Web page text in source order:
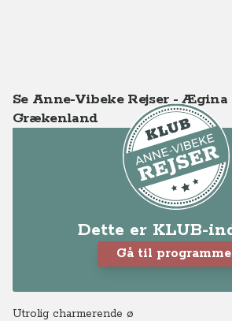
Se Anne-Vibeke Rejser - Ægina
Grækenland
Dette er KLUB-
Gå til
Utrolig charmerende ø